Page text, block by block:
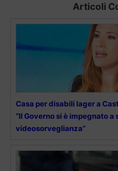
Articoli
Casa per disabili lager a
“Il Governo si è impegnato
videosorveglianza”